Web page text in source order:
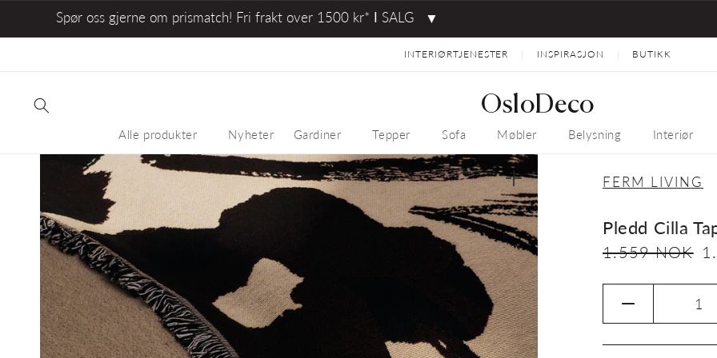
Spør oss gjerne om prismatch! Fri frakt over 1500 kr* ⅼ SALG ▼
INTERIØRTJENESTER INSPIRASJON BUTIKK
OsloDeco
Alle produkter Nyheter Gardiner Tepper Sofa Møbler Belysning Interiør
Åpne
medie
1
i
gallerivisning
FERM LIVING
Pledd Cilla
Vanlig
1.559 NOK
antallet
for